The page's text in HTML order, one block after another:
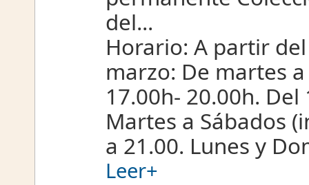
del...
Horario: A partir
marzo: De martes
17.00h- 20.00h.
Martes a Sábados
a 21.00. Lunes y
Leer+